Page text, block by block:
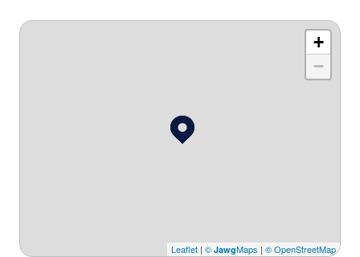
+
−
Leaflet | © JawgMaps | © OpenStreetMap